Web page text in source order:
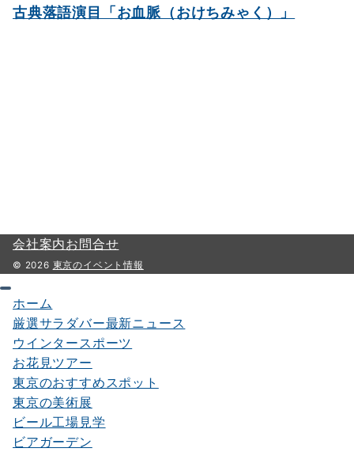
古典落語演目「お血脈（おけちみゃく）」
会社案内お問合せ
© 2026 東京のイベント情報
ホーム
厳選サラダバー最新ニュース
ウインタースポーツ
お花見ツアー
東京のおすすめスポット
東京の美術展
ビール工場見学
ビアガーデン